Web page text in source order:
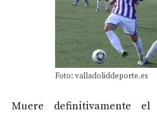
Foto: valladoliddeporte.es
Muere definitivamente